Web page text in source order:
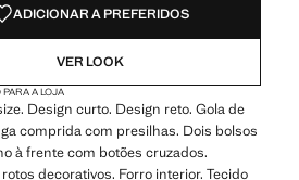
ADICIONAR A PREFERIDOS
VER LOOK
PARA A LOJA
Design curto. Design reto. Gola de
comprida com presilhas. Dois bolsos
à frente com botões cruzados.
decorativos. Forro interior. Tecido